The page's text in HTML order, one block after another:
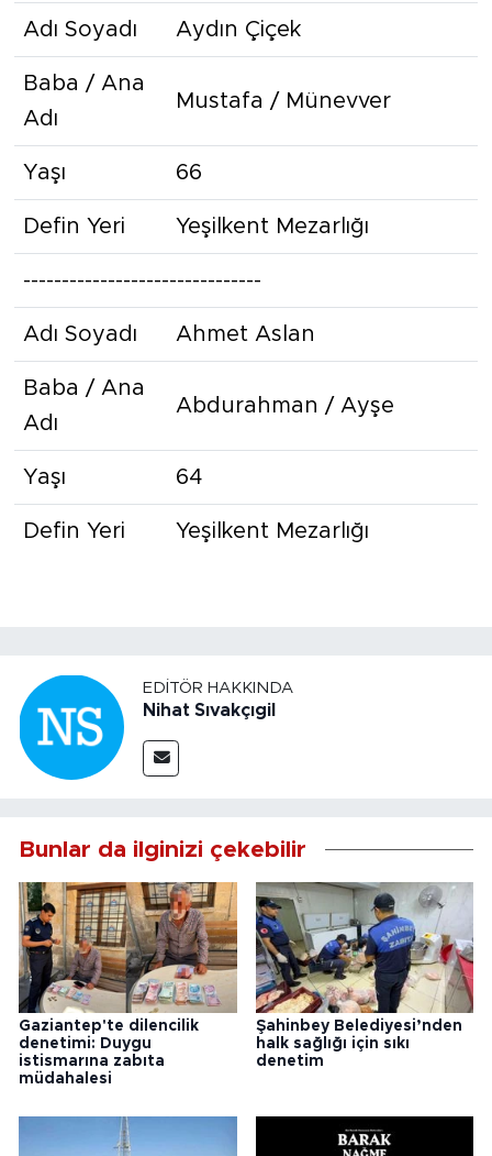
Adı Soyadı Aydın Çiçek
Baba / Ana
Adı
Mustafa / Münevver
Yaşı 66
Defin Yeri Yeşilkent Mezarlığı
-------------------------------
Adı Soyadı Ahmet Aslan
Baba / Ana
Adı
Abdurahman / Ayşe
Yaşı 64
Defin Yeri Yeşilkent Mezarlığı
EDITÖR HAKKINDA
Nihat Sıvakçıgil
Bunlar da ilginizi çekebilir
Gaziantep'te dilencilik
denetimi: Duygu
istismarına zabıta
müdahalesi
Şahinbey Belediyesi’nden
halk sağlığı için sıkı
denetim